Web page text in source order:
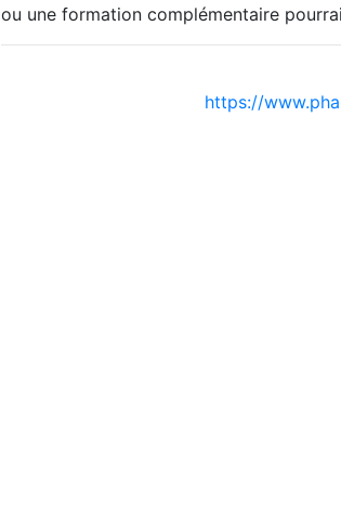
ou une formation complémentaire
https://